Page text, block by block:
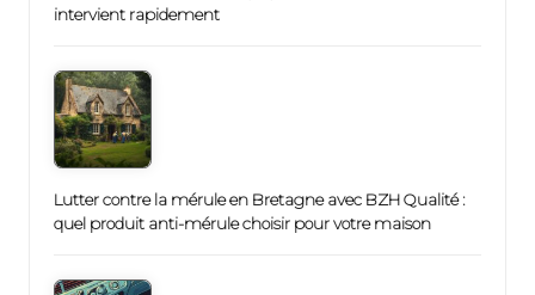
intervient rapidement
Lutter contre la mérule en Bretagne avec BZH Qualité :
quel produit anti-mérule choisir pour votre maison